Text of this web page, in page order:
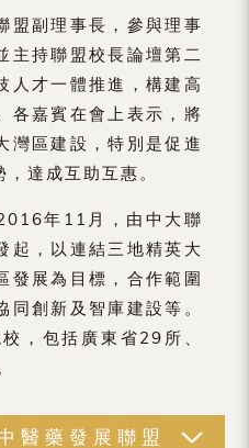
盟副理事長，參與理事
主持聯盟校長論壇第二
人才一體推進，構建高
各嘉賓在會上表示，將
灣區建設，特別是促進
達成互助互惠。
年11月，由中大聯
起，以連結三地精英大
發展為目標，合作範圍
創新及智庫建設等。
，包括廣東省29所、
醫藥發展聯盟